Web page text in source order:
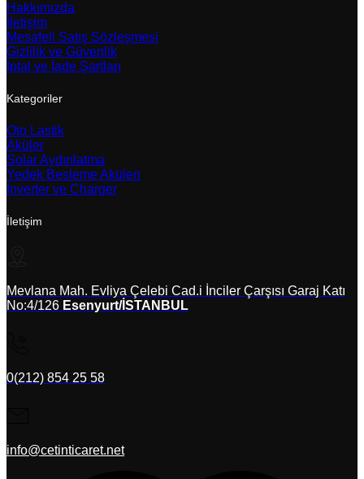
Hakkımızda
İletişim
Mesafeli Satış Sözleşmesi
Gizlilik ve Güvenlik
İptal ve İade Şartları
Kategoriler
Oto Lastik
Aküler
Solar Aydınlatma
Yedek Besleme Aküleri
İnverter ve Charger
İletişim
Mevlana Mah. Evliya Çelebi Cad.i İnciler Çarşısı Garaj Katı
No:4/126 Esenyurt/İSTANBUL
0(212) 854 25 58
info@cetinticaret.net